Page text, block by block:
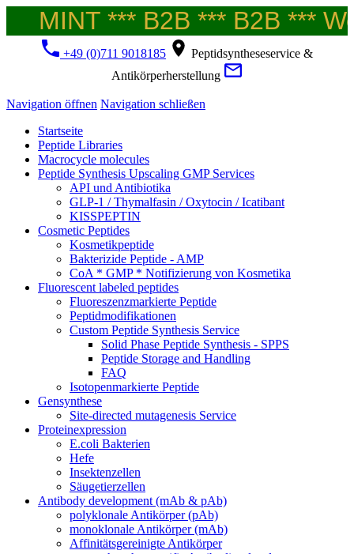
MINT *** B2B *** B2B ***
+49 (0)711 9018185
Peptidsyntheseservice &
Antikörperherstellung
Navigation öffnen Navigation schließen
Startseite
Peptide Libraries
Macrocycle molecules
Peptide Synthesis Upscaling GMP Services
API und Antibiotika
GLP-1 / Thymalfasin / Oxytocin / Icatibant
KISSPEPTIN
Cosmetic Peptides
Kosmetikpeptide
Bakterizide Peptide - AMP
CoA * GMP * Notifizierung von Kosmetika
Fluorescent labeled peptides
Fluoreszenzmarkierte Peptide
Peptidmodifikationen
Custom Peptide Synthesis Service
Solid Phase Peptide Synthesis - SPPS
Peptide Storage and Handling
FAQ
Isotopenmarkierte Peptide
Gensynthese
Site-directed mutagenesis Service
Proteinexpression
E.coli Bakterien
Hefe
Insektenzellen
Säugetierzellen
Antibody development (mAb & pAb)
polyklonale Antikörper (pAb)
monoklonale Antikörper (mAb)
Affinitätsgereinigte Antikörper